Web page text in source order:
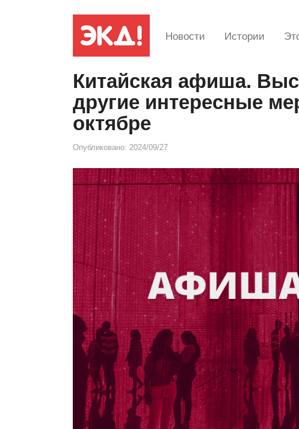
Новости Истории
Китайская афиша.
другие интересные
октябре
Опубликовано: 2024/09/27